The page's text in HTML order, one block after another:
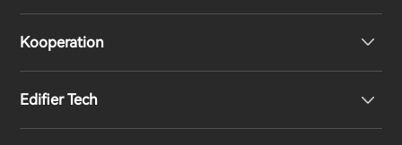
EU-Konformitätserklärung
Unsere Geschichte
Kooperation
Edifier Tech